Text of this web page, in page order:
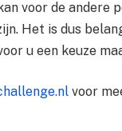
voor de andere
Het is dus
u een keuze
voor